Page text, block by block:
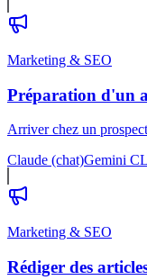
Marketing & SEO
Préparation d'un
Arriver chez un
Claude (chat)Gemini
Marketing & SEO
Rédiger des